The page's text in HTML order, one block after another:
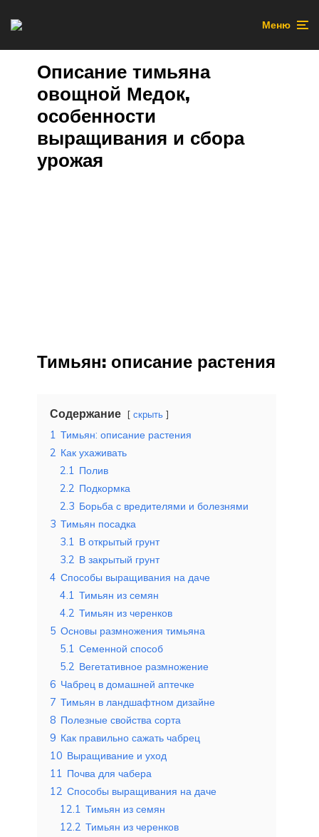
Меню
Описание тимьяна
овощной Медок,
особенности
выращивания и сбора
урожая
Тимьян: описание растения
Содержание скрыть
1 Тимьян: описание растения
2 Как ухаживать
2.1 Полив
2.2 Подкормка
2.3 Борьба с вредителями и болезнями
3 Тимьян посадка
3.1 В открытый грунт
3.2 В закрытый грунт
4 Способы выращивания на даче
4.1 Тимьян из семян
4.2 Тимьян из черенков
5 Основы размножения тимьяна
5.1 Семенной способ
5.2 Вегетативное размножение
6 Чабрец в домашней аптечке
7 Тимьян в ландшафтном дизайне
8 Полезные свойства сорта
9 Как правильно сажать чабрец
10 Выращивание и уход
11 Почва для чабера
12 Способы выращивания на даче
12.1 Тимьян из семян
12.2 Тимьян из черенков